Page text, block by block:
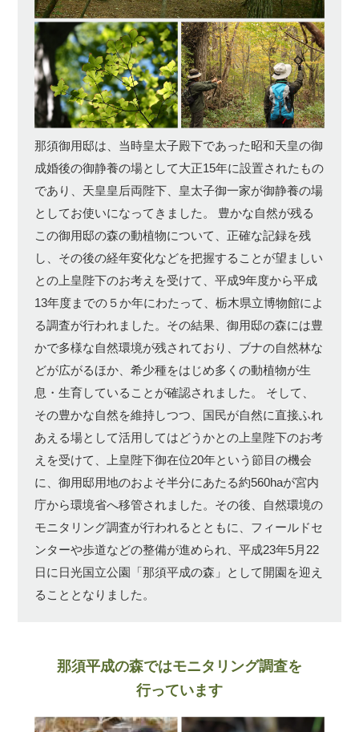
那須御用邸は、当時皇太子殿下であった昭和天皇の御
成婚後の御静養の場として大正15年に設置されたもの
であり、天皇皇后両陛下、皇太子御一家が御静養の場
としてお使いになってきました。 豊かな自然が残る
この御用邸の森の動植物について、正確な記録を残
し、その後の経年変化などを把握することが望ましい
との上皇陛下のお考えを受けて、平成9年度から平成
13年度までの５か年にわたって、栃木県立博物館によ
る調査が行われました。その結果、御用邸の森には豊
かで多様な自然環境が残されており、ブナの自然林な
どが広がるほか、希少種をはじめ多くの動植物が生
息・生育していることが確認されました。
そして、
その豊かな自然を維持しつつ、国民が自然に直接ふれ
あえる場として活用してはどうかとの上皇陛下のお考
えを受けて、上皇陛下御在位20年という節目の機会
に、御用邸用地のおよそ半分にあたる約560haが宮内
庁から環境省へ移管されました。その後、自然環境の
モニタリング調査が行われるとともに、フィールドセ
ンターや歩道などの整備が進められ、平成23年5月22
日に日光国立公園「那須平成の森」として開園を迎え
ることとなりました。
那須平成の森ではモニタリング調査を
行っています